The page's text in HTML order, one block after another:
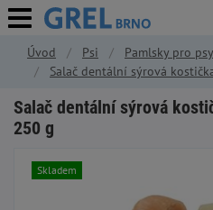
Úvod Psi
Pamlsky pro psy
Salač dentální sýrová
Salač dentální sýrová
250 g
Skladem